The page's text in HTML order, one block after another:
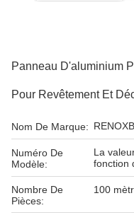
Panneau D'aluminium
Pour Revêtement Et
Nom De Marque:
Numéro De
Modèle:
La
fonction
Nombre De
Pièces:
100